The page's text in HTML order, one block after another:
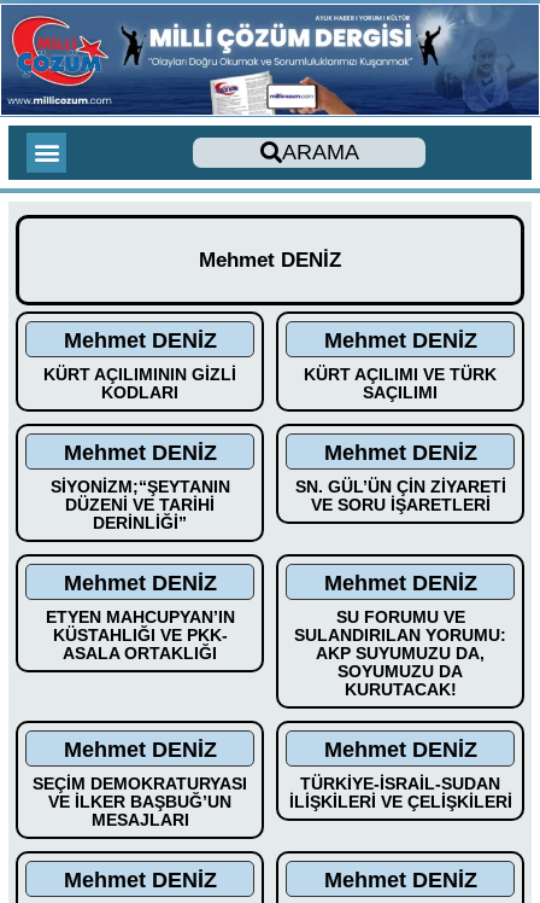
ARAMA
Mehmet DENİZ
Mehmet DENİZ
KÜRT AÇILIMININ GİZLİ
KODLARI
Mehmet DENİZ
KÜRT AÇILIMI VE TÜRK
SAÇILIMI
Mehmet DENİZ
SİYONİZM;“ŞEYTANIN
DÜZENİ VE TARİHİ
DERİNLİĞİ”
Mehmet DENİZ
SN. GÜL’ÜN ÇİN ZİYARETİ
VE SORU İŞARETLERİ
Mehmet DENİZ
ETYEN MAHCUPYAN’IN
KÜSTAHLIĞI VE PKK-
ASALA ORTAKLIĞI
Mehmet DENİZ
SU FORUMU VE
SULANDIRILAN YORUMU:
AKP SUYUMUZU DA,
SOYUMUZU DA
KURUTACAK!
Mehmet DENİZ
SEÇİM DEMOKRATURYASI
VE İLKER BAŞBUĞ’UN
MESAJLARI
Mehmet DENİZ
TÜRKİYE-İSRAİL-SUDAN
İLİŞKİLERİ VE ÇELİŞKİLERİ
Mehmet DENİZ Mehmet DENİZ